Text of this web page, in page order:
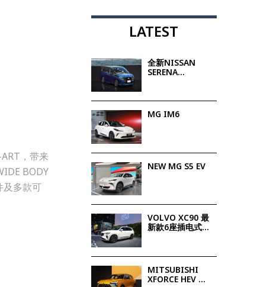
，带来
BODY
及多款可
LATEST
全新NISSAN
SERENA
级驾乘体验
MG IM6
NEW MG S5 EV
VOLVO XC90 最
新款6座插电式混
MITSUBISHI
XFORCE HEV 全